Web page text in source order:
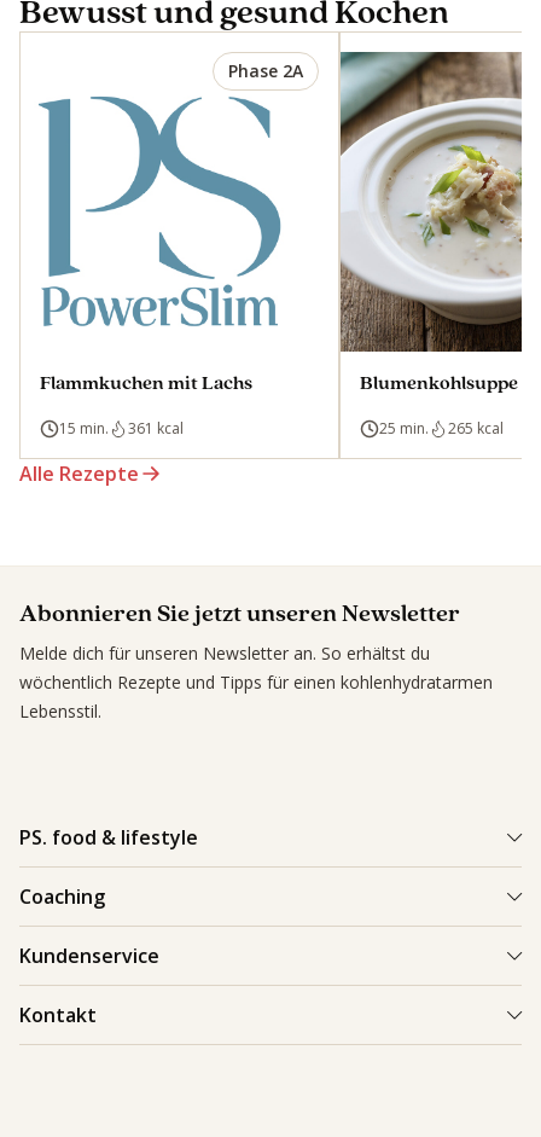
Bewusst und gesund Kochen
Phase 2A
Flammkuchen mit Lachs
15 min. 361 kcal
Blumenkohlsuppe
25 min. 265 kcal
Alle Rezepte
Abonnieren Sie jetzt unseren Newsletter
Melde dich für unseren Newsletter an. So erhältst du
wöchentlich Rezepte und Tipps für einen kohlenhydratarmen
Lebensstil.
PS. food & lifestyle
Kundenerfolge
Coaching
Blogs & Tipps
Kundenservice
Kontakt